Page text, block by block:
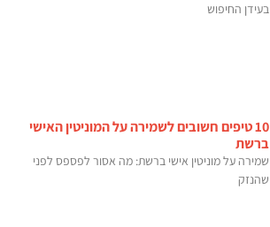
בעידן החיפוש
10 טיפים חשובים לשמירה על המוניטין האישי
ברשת
שמירה על מוניטין אישי ברשת: מה אסור לפספס לפני
שהנזק